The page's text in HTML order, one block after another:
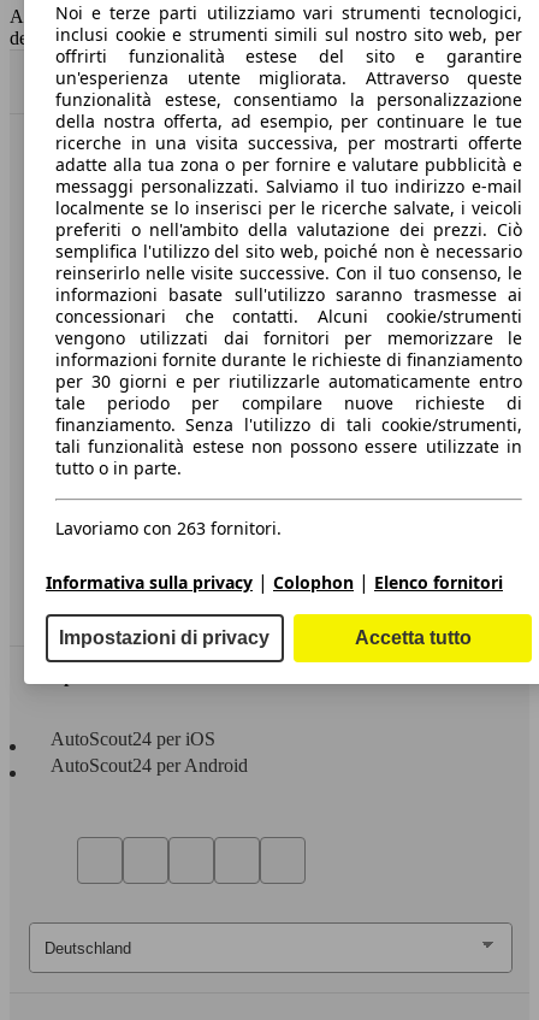
AutoScout24 non si assume alcuna responsabilità per la correttezza
dei dati.
Torna su
Benvenuti su AutoScout24, il mercato auto europeo.
Società
A proposito di AutoScout24
Stampa
Media
Condizioni generali
Informazioni
Dichiarazione di Accessibilità
Servizi
Area rivenditori
AutoScout24 per iOS
AutoScout24 per Android
Noi e terze parti utilizziamo vari strumenti tecnologici,
inclusi cookie e strumenti simili sul nostro sito web, per
offrirti funzionalità estese del sito e garantire
un'esperienza utente migliorata. Attraverso queste
funzionalità estese, consentiamo la personalizzazione
della nostra offerta, ad esempio, per continuare le tue
ricerche in una visita successiva, per mostrarti offerte
adatte alla tua zona o per fornire e valutare pubblicità e
messaggi personalizzati. Salviamo il tuo indirizzo e-mail
localmente se lo inserisci per le ricerche salvate, i veicoli
preferiti o nell'ambito della valutazione dei prezzi. Ciò
semplifica l'utilizzo del sito web, poiché non è necessario
reinserirlo nelle visite successive. Con il tuo consenso, le
informazioni basate sull'utilizzo saranno trasmesse ai
concessionari che contatti. Alcuni cookie/strumenti
vengono utilizzati dai fornitori per memorizzare le
informazioni fornite durante le richieste di finanziamento
per 30 giorni e per riutilizzarle automaticamente entro
tale periodo per compilare nuove richieste di
finanziamento. Senza l'utilizzo di tali cookie/strumenti,
tali funzionalità estese non possono essere utilizzate in
tutto o in parte.
Lavoriamo con 263 fornitori.
Informativa sulla privacy | Colophon | Elenco fornitori
Impostazioni di privacy Accetta tutto